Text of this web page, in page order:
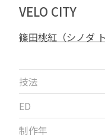
VELO CITY
篠田桃紅（シノダ
技法
ED
制作年